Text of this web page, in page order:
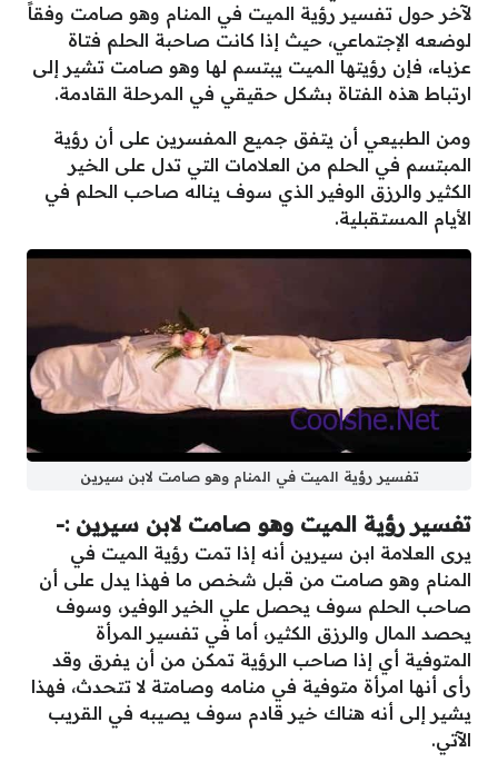
لآخر حول تفسير رؤية الميت في المنام وهو صامت وفقاً
لوضعه الإجتماعي، حيث إذا كانت صاحبة الحلم فتاة
عزباء، فإن رؤيتها الميت يبتسم لها وهو صامت تشير إلى
ارتباط هذه الفتاة بشكل حقيقي في المرحلة القادمة.
ومن الطبيعي أن يتفق جميع المفسرين على أن رؤية
المبتسم في الحلم من العلامات التي تدل على الخير
الكثير والرزق الوفير الذي سوف يناله صاحب الحلم في
الأيام المستقبلية.
تفسير رؤية الميت في المنام وهو صامت لابن سيرين
تفسير رؤية الميت وهو صامت لابن سيرين :-
يرى العلامة ابن سيرين أنه إذا تمت رؤية الميت في
المنام وهو صامت من قبل شخص ما فهذا يدل على أن
صاحب الحلم سوف يحصل علي الخير الوفير، وسوف
يحصد المال والرزق الكثير، أما في تفسير المرأة
المتوفية أي إذا صاحب الرؤية تمكن من أن يفرق وقد
رأى أنها امرأة متوفية في منامه وصامتة لا تتحدث، فهذا
يشير إلى أنه هناك خير قادم سوف يصيبه في القريب
الآتي.